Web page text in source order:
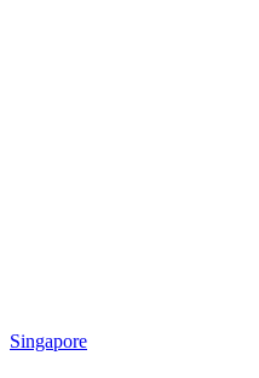
Singapore